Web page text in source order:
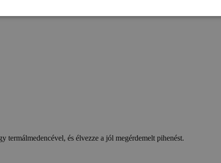
termálmedencével, és élvezze a jól megérdemelt pihenést.